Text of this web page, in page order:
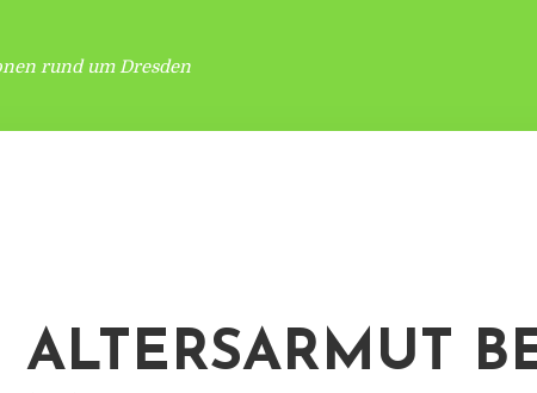
rund um Dresden
ALTERSARMUT